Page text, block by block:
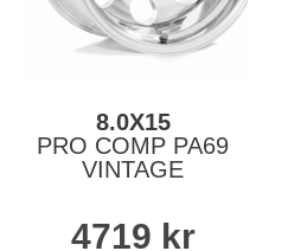
8.0X15
PRO COMP PA69
VINTAGE
4719 kr